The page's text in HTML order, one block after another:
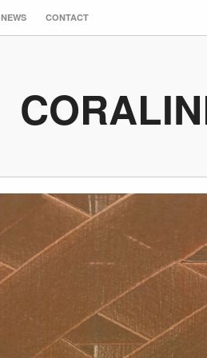
NEWS CONTACT